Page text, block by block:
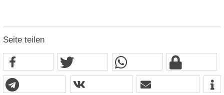
Seite teilen